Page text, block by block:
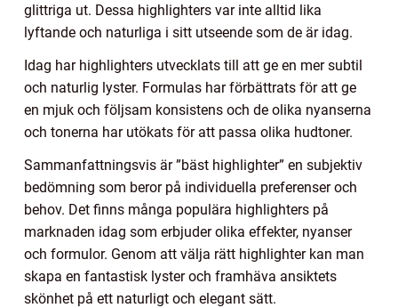
glittriga ut. Dessa highlighters var inte alltid lika
lyftande och naturliga i sitt utseende som de är idag.
Idag har highlighters utvecklats till att ge en mer subtil
och naturlig lyster. Formulas har förbättrats för att ge
en mjuk och följsam konsistens och de olika nyanserna
och tonerna har utökats för att passa olika hudtoner.
Sammanfattningsvis är ”bäst highlighter” en subjektiv
bedömning som beror på individuella preferenser och
behov. Det finns många populära highlighters på
marknaden idag som erbjuder olika effekter, nyanser
och formulor. Genom att välja rätt highlighter kan man
skapa en fantastisk lyster och framhäva ansiktets
skönhet på ett naturligt och elegant sätt.